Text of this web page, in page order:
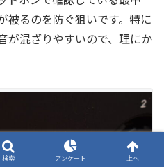
被るのを防ぐ狙いです。特に
が混ざりやすいので、理にか
検索 アンケート 上へ